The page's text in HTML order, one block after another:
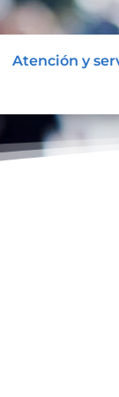
Atención y